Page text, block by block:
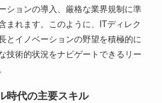
ションの導入、厳格な業界規制に準
まれます。このように、ITディレク
とイノベーションの野望を積極的に
技術的状況をナビゲートできるリー
時代の主要スキル